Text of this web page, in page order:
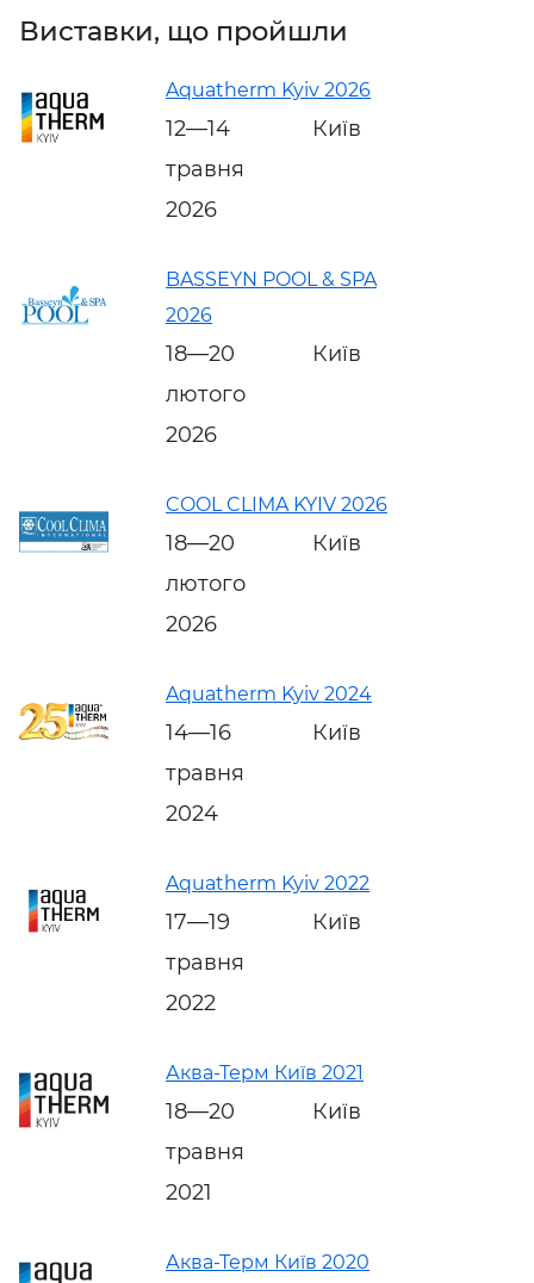
Виставки, що пройшли
Aquatherm Kyiv 2026
12—14
травня
2026
Київ
BASSEYN POOL & SPA
2026
18—20
лютого
2026
Київ
COOL CLIMA KYIV 2026
18—20
лютого
2026
Київ
Aquatherm Kyiv 2024
14—16
травня
2024
Київ
Aquatherm Kyiv 2022
17—19
травня
2022
Київ
Аква-Терм Київ 2021
18—20
травня
2021
Київ
Аква-Терм Київ 2020